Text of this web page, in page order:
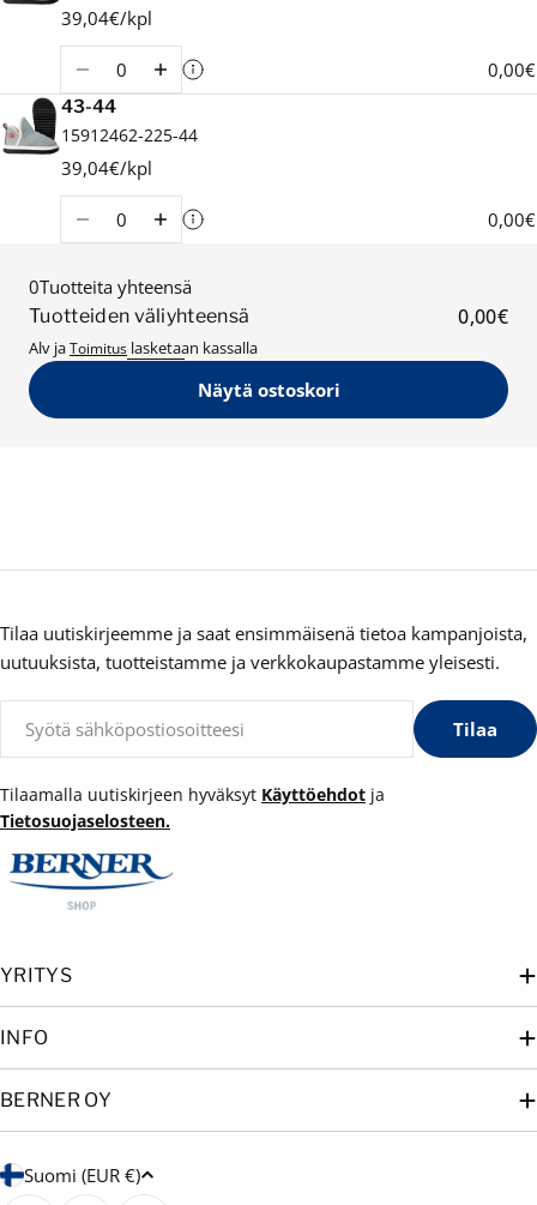
39,04€/kpl
0,00€
43-44
15912462-225-44
39,04€/kpl
0,00€
0Tuotteita yhteensä
Tuotteiden väliyhteensä 0,00€
Alv jaToimitus lasketaan kassalla
Näytä ostoskori
YRITYS
INFO
BERNER OY
Tilaa uutiskirjeemme ja saat ensimmäisenä tietoa kampanjoista,
uutuuksista, tuotteistamme ja verkkokaupastamme yleisesti.
Tilaa
Tilaamalla uutiskirjeen hyväksyt Käyttöehdot ja
Tietosuojaselosteen.
M
Suomi (EUR €)